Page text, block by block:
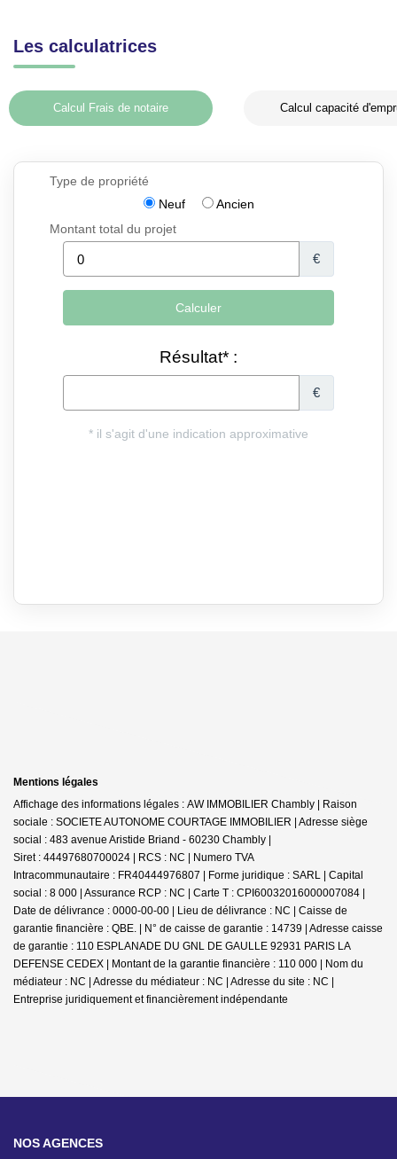
Les calculatrices
Calcul Frais de notaire Calcul capacité
Mentions légales
Affichage des informations légales : AW IMMOBILIER Chambly | Raison
sociale : SOCIETE AUTONOME COURTAGE IMMOBILIER | Adresse siège
social : 483 avenue Aristide Briand - 60230 Chambly |
Siret : 44497680700024 | RCS : NC | Numero TVA
Intracommunautaire : FR40444976807 | Forme juridique : SARL | Capital
social : 8 000 | Assurance RCP : NC | Carte T : CPI60032016000007084 |
Date de délivrance : 0000-00-00 | Lieu de délivrance : NC | Caisse de
garantie financière : QBE. | N° de caisse de garantie : 14739 | Adresse caisse
de garantie : 110 ESPLANADE DU GNL DE GAULLE 92931 PARIS LA
DEFENSE CEDEX | Montant de la garantie financière : 110 000 | Nom du
médiateur : NC | Adresse du médiateur : NC | Adresse du site : NC |
Entreprise juridiquement et financièrement indépendante
NOS AGENCES